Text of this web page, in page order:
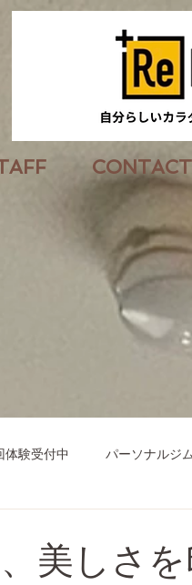
CONTACT
体験受付中 パーソナルジ
美しさ